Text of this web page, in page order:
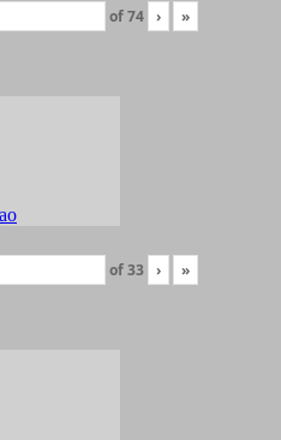
of74 › »
of33 › »